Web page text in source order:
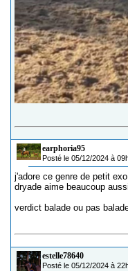
earphoria95
Posté le 05/12/2024 à
j'adore ce genre de petit
dryade aime beaucoup
verdict balade ou pas
estelle78640
Posté le 05/12/2024 à